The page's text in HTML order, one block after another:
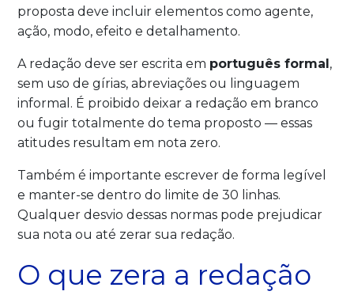
proposta deve incluir elementos como agente,
ação, modo, efeito e detalhamento.
A redação deve ser escrita em português formal,
sem uso de gírias, abreviações ou linguagem
informal. É proibido deixar a redação em branco
ou fugir totalmente do tema proposto — essas
atitudes resultam em nota zero.
Também é importante escrever de forma legível
e manter-se dentro do limite de 30 linhas.
Qualquer desvio dessas normas pode prejudicar
sua nota ou até zerar sua redação.
O que zera a redação